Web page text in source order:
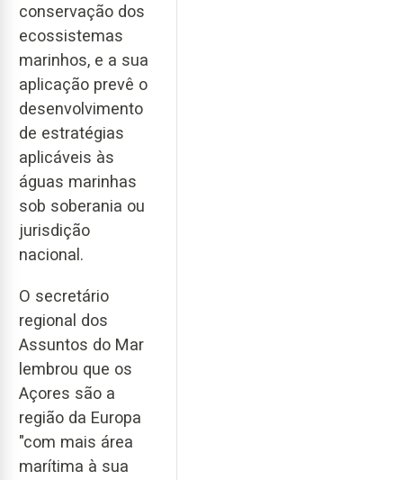
conservação dos
ecossistemas
marinhos, e a sua
aplicação prevê o
desenvolvimento
de estratégias
aplicáveis às
águas marinhas
sob soberania ou
jurisdição
nacional.
O secretário
regional dos
Assuntos do Mar
lembrou que os
Açores são a
região da Europa
"com mais área
marítima à sua